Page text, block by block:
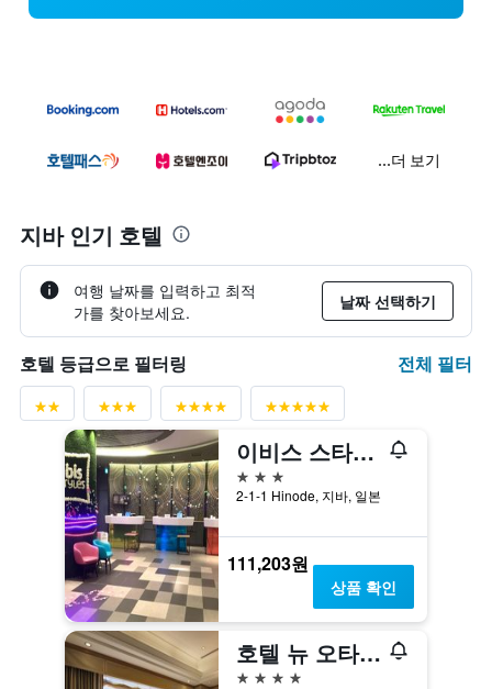
...더 보기
지바 인기 호텔
여행 날짜를 입력하고 최적
가를 찾아보세요.
날짜 선택하기
호텔 등급으로 필터링 전체 필터
이비스 스타일 도쿄 베이
3성급
2-1-1 Hinode, 지바, 일본
111,203원
상품 확인
호텔 뉴 오타니 마쿠하리
4성급